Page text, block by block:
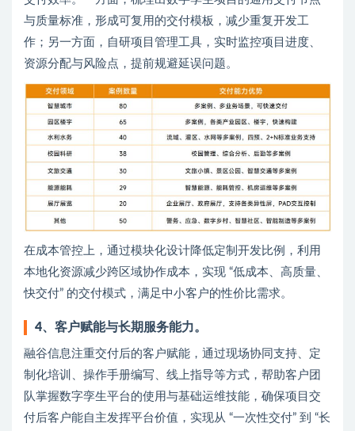
与质量标准，形成可复用的交付模板，减少重复开发工
作；另一方面，自研项目管理工具，实时监控项目进度、
资源分配与风险点，提前规避延误问题。
在成本管控上，通过模块化设计降低定制开发比例，利用
本地化资源减少跨区域协作成本，实现 “低成本、高质量、
快交付” 的交付模式，满足中小客户的性价比需求。
4、客户赋能与长期服务能力。
融谷信息注重交付后的客户赋能，通过现场协同支持、定
制化培训、操作手册编写、线上指导等方式，帮助客户团
队掌握数字孪生平台的使用与基础运维技能，确保项目交
付后客户能自主发挥平台价值，实现从 “一次性交付” 到 “长